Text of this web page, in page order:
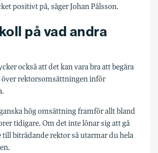
positivt på, säger Johan Pålsson.
på vad andra
också att det kan vara bra att begära
rektorsomsättningen inför
hög omsättning framför allt bland
tidigare. Om det inte lönar sig att gå
till biträdande rektor så utarmar du hela